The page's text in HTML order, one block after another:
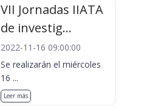
VII Jornadas IIATA
de investig...
2022-11-16 09:00:00
Se realizarán el miércoles
16 ...
Leer más